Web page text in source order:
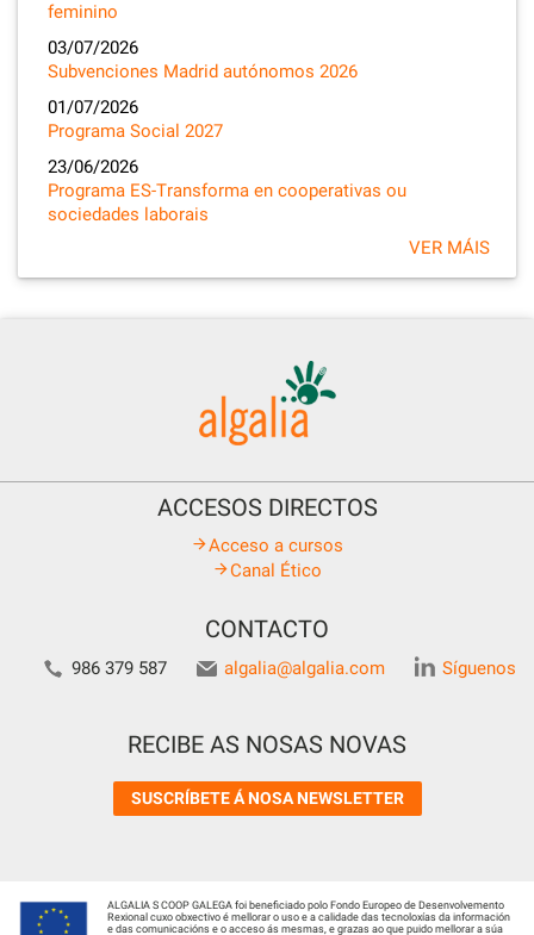
feminino
03/07/2026
Subvenciones Madrid autónomos 2026
01/07/2026
Programa Social 2027
23/06/2026
Programa ES-Transforma en cooperativas ou
sociedades laborais
VER MÁIS
ACCESOS DIRECTOS
Acceso a cursos
Canal Ético
CONTACTO
986 379 587 algalia@algalia.com Síguenos
RECIBE AS NOSAS NOVAS
SUSCRÍBETE Á NOSA NEWSLETTER
ALGALIA S COOP GALEGA foi beneficiado polo Fondo Europeo de Desenvolvemento
Rexional cuxo obxectivo é mellorar o uso e a calidade das tecnoloxías da información
e das comunicacións e o acceso ás mesmas, e grazas ao que puido mellorar a súa